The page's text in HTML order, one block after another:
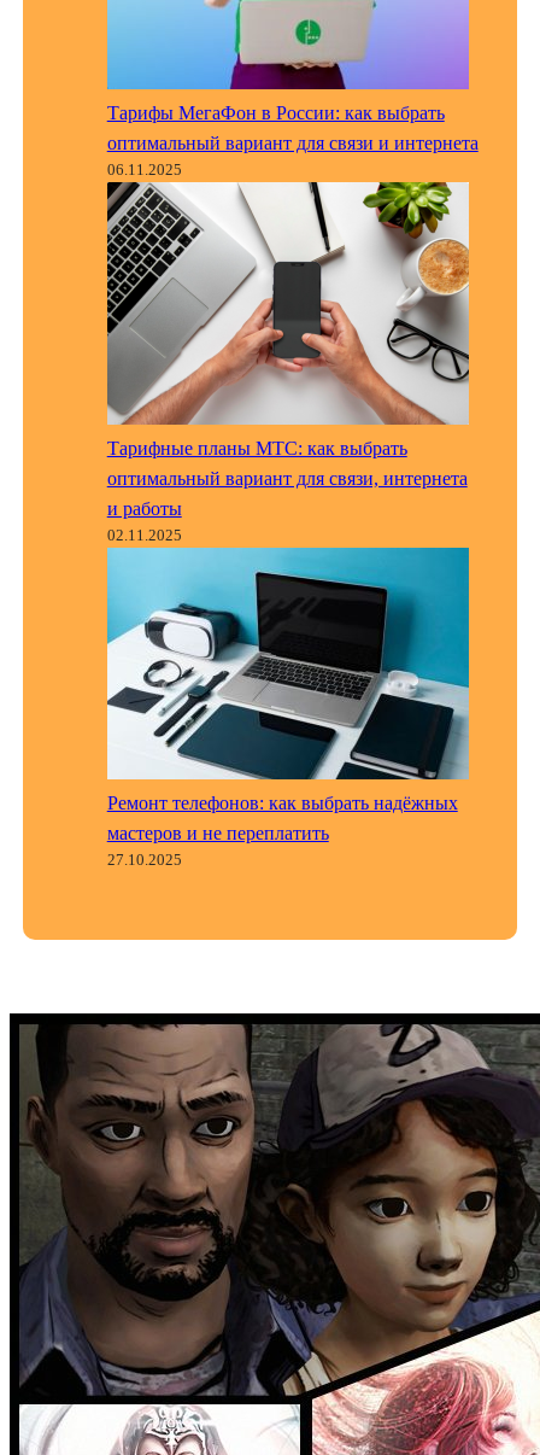
Тарифы МегаФон в России: как выбрать
оптимальный вариант для связи и интернета
06.11.2025
Тарифные планы МТС: как выбрать
оптимальный вариант для связи, интернета
и работы
02.11.2025
Ремонт телефонов: как выбрать надёжных
мастеров и не переплатить
27.10.2025